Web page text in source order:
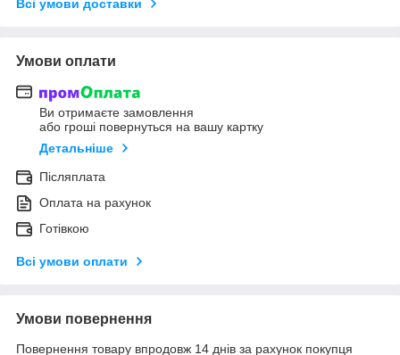
Всі умови доставки
Умови оплати
Ви отримаєте замовлення
або гроші повернуться на вашу картку
Детальніше
Післяплата
Оплата на рахунок
Готівкою
Всі умови оплати
Умови повернення
Повернення товару впродовж 14 днів за рахунок покупця